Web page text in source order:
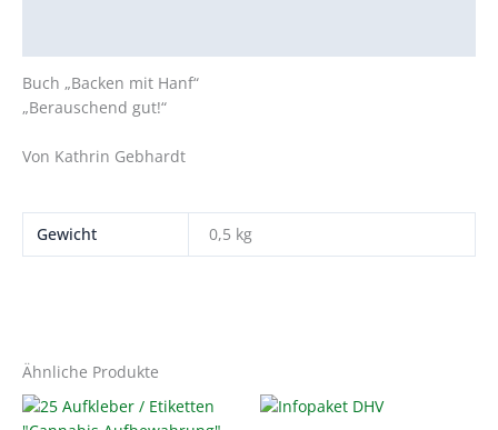
Buch „Backen mit Hanf“
„Berauschend gut!“
Von Kathrin Gebhardt
Gewicht 0,5 kg
Ähnliche Produkte